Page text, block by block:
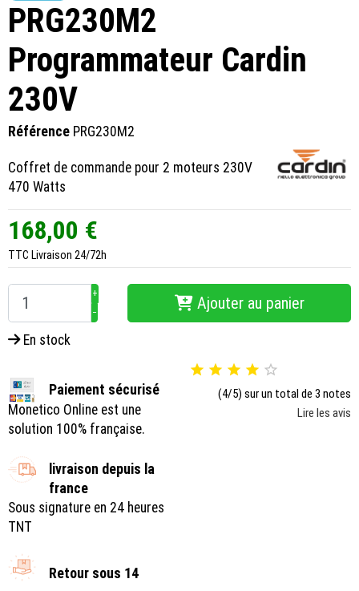
PRG230M2
Programmateur Cardin
230V
Référence PRG230M2
Coffret de commande pour 2 moteurs 230V
470 Watts
168,00 €
TTC Livraison 24/72h
+
−
Ajouter au panier
En stock
Paiement sécurisé
Monetico Online est une
solution 100% française.
livraison depuis la
france
Sous signature en 24 heures
TNT
Retour sous 14
    
(4/5) sur un total de 3 notes
Lire les avis